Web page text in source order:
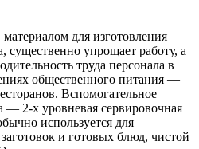
для изготовления
существенно упрощает работу, а
труда персонала в
общественного питания —
Вспомогательное
— 2-х уровневая сервировочная
используется для
и готовых блюд, чистой